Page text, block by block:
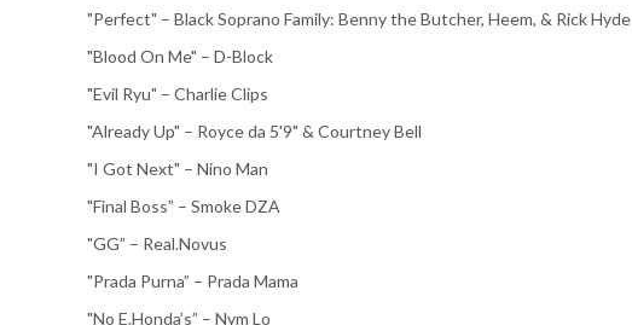
"Perfect" – Black Soprano Family: Benny the Butcher, Heem, & Rick Hyde
"Blood On Me" – D-Block
"Evil Ryu" – Charlie Clips
"Already Up" – Royce da 5'9" & Courtney Bell
"I Got Next" – Nino Man
"Final Boss” – Smoke DZA
"GG” – Real.Novus
"Prada Purna” – Prada Mama
"No E.Honda’s” – Nym Lo